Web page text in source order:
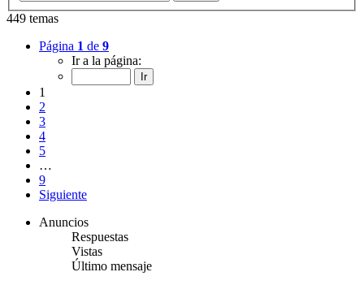
449 temas
Página 1 de 9
Ir a la página:
1
2
3
4
5
…
9
Siguiente
Anuncios
Respuestas
Vistas
Último mensaje